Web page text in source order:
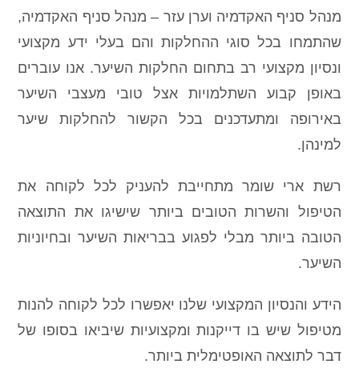
מנהל סניף האקדמיה וערן עזר – מנהל סניף האקדמיה,
שהתמחו בכל סוגי ההחלקות והם בעלי ידע מקצועי
ונסיון מקצועי רב בתחום החלקות השיער. אנו עוברים
באופן קבוע השתלמויות אצל טובי מעצבי השיער
באירופה ומתעדכנים בכל הקשור להחלקות שיער
למינהן.
רשת ארי שומר מתחייבת להעניק לכל לקוחה את
הטיפול והשרות הטובים ביותר שישיגו את התוצאה
הטובה ביותר מבלי לפגוע בבריאות השיער ובחיוניות
השיער.
הידע והנסיון המקצועי שלנו יאפשרו לכל לקוחה להנות
מטיפול שיש בו דייקנות ומקצועיות שיביאו בסופו של
דבר לתוצאה האופטימלית ביותר.